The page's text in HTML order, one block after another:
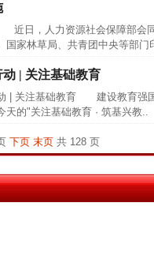
日，人力资源社会保障部会
国家林草局、共青团中央等部门
| 关注基础教育
关注基础教育 建设教育强
天的"关注基础教育 · 筑基兴教..
下页 末页共 128 页
茶叶“炒上天”